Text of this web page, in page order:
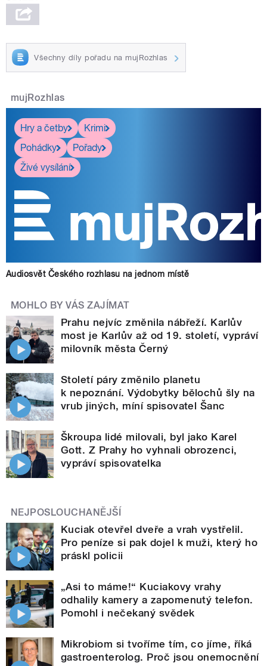
Všechny díly pořadu na mujRozhlas
mujRozhlas
Hry a četby
Krimi
Pohádky
Pořady
Živé vysílání
Audiosvět Českého rozhlasu na jednom místě
MOHLO BY VÁS ZAJÍMAT
Prahu nejvíc změnila nábřeží. Karlův
most je Karlův až od 19. století, vypráví
milovník města Černý
Století páry změnilo planetu
k nepoznání. Výdobytky bělochů šly na
vrub jiných, míní spisovatel Šanc
Škroupa lidé milovali, byl jako Karel
Gott. Z Prahy ho vyhnali obrozenci,
vypráví spisovatelka
NEJPOSLOUCHANĚJŠÍ
Kuciak otevřel dveře a vrah vystřelil.
Pro peníze si pak dojel k muži, který ho
práskl policii
„Asi to máme!“ Kuciakovy vrahy
odhalily kamery a zapomenutý telefon.
Pomohl i nečekaný svědek
Mikrobiom si tvoříme tím, co jíme, říká
gastroenterolog. Proč jsou onemocnění